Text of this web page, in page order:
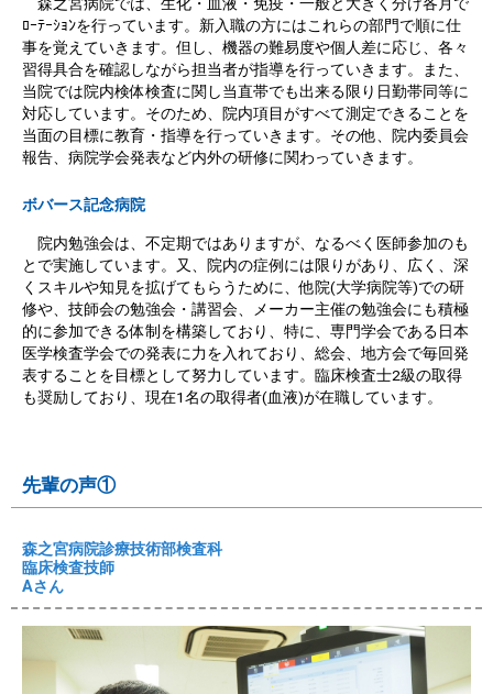
ﾛｰﾃｰｼｮﾝを行っています。新入職の方にはこれらの部門で順に仕
事を覚えていきます。但し、機器の難易度や個人差に応じ、各々
習得具合を確認しながら担当者が指導を行っていきます。また、
当院では院内検体検査に関し当直帯でも出来る限り日勤帯同等に
対応しています。そのため、院内項目がすべて測定できることを
当面の目標に教育・指導を行っていきます。その他、院内委員会
報告、病院学会発表など内外の研修に関わっていきます。
ボバース記念病院
院内勉強会は、不定期ではありますが、なるべく医師参加のも
とで実施しています。又、院内の症例には限りがあり、広く、深
くスキルや知見を拡げてもらうために、他院(大学病院等)での研
修や、技師会の勉強会・講習会、メーカー主催の勉強会にも積極
的に参加できる体制を構築しており、特に、専門学会である日本
医学検査学会での発表に力を入れており、総会、地方会で毎回発
表することを目標として努力しています。臨床検査士2級の取得
も奨励しており、現在1名の取得者(血液)が在職しています。
先輩の声①
森之宮病院診療技術部検査科
臨床検査技師
Aさん